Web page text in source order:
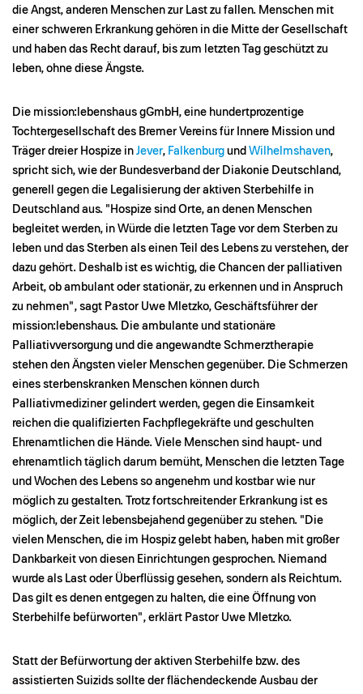
die Angst, anderen Menschen zur Last zu fallen. Menschen mit
einer schweren Erkrankung gehören in die Mitte der Gesellschaft
und haben das Recht darauf, bis zum letzten Tag geschützt zu
leben, ohne diese Ängste.
Die mission:lebenshaus gGmbH, eine hundertprozentige
Tochtergesellschaft des Bremer Vereins für Innere Mission und
Träger dreier Hospize in Jever, Falkenburg und Wilhelmshaven,
spricht sich, wie der Bundesverband der Diakonie Deutschland,
generell gegen die Legalisierung der aktiven Sterbehilfe in
Deutschland aus. "Hospize sind Orte, an denen Menschen
begleitet werden, in Würde die letzten Tage vor dem Sterben zu
leben und das Sterben als einen Teil des Lebens zu verstehen, der
dazu gehört. Deshalb ist es wichtig, die Chancen der palliativen
Arbeit, ob ambulant oder stationär, zu erkennen und in Anspruch
zu nehmen", sagt Pastor Uwe Mletzko, Geschäftsführer der
mission:lebenshaus. Die ambulante und stationäre
Palliativversorgung und die angewandte Schmerztherapie
stehen den Ängsten vieler Menschen gegenüber. Die Schmerzen
eines sterbenskranken Menschen können durch
Palliativmediziner gelindert werden, gegen die Einsamkeit
reichen die qualifizierten Fachpflegekräfte und geschulten
Ehrenamtlichen die Hände. Viele Menschen sind haupt- und
ehrenamtlich täglich darum bemüht, Menschen die letzten Tage
und Wochen des Lebens so angenehm und kostbar wie nur
möglich zu gestalten. Trotz fortschreitender Erkrankung ist es
möglich, der Zeit lebensbejahend gegenüber zu stehen. "Die
vielen Menschen, die im Hospiz gelebt haben, haben mit großer
Dankbarkeit von diesen Einrichtungen gesprochen. Niemand
wurde als Last oder Überflüssig gesehen, sondern als Reichtum.
Das gilt es denen entgegen zu halten, die eine Öffnung von
Sterbehilfe befürworten", erklärt Pastor Uwe Mletzko.
Statt der Befürwortung der aktiven Sterbehilfe bzw. des
assistierten Suizids sollte der flächendeckende Ausbau der